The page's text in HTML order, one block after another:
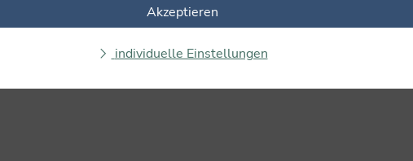
Akzeptieren
individuelle Einstellungen